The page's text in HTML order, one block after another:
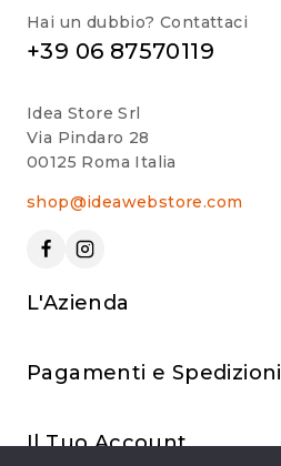
Hai un dubbio? Contattaci
+39 06 87570119
Idea Store Srl
Via Pindaro 28
00125 Roma Italia
shop@ideawebstore.com
L'Azienda
Pagamenti e Spedizioni
Il Tuo Account